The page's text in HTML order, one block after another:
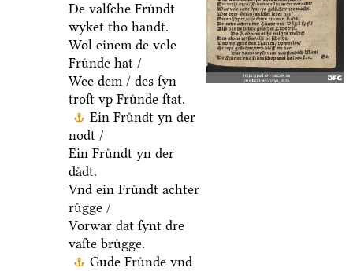
De valſche Fruͤndt
wyket tho handt.
Wol einem de vele
Fruͤnde hat /
Wee dem / des ſyn
troſt vp Fruͤnde ſtat.
Ein Fruͤndt yn der
nodt /
Ein Fruͤndt yn der
daͤdt.
Vnd ein Fruͤndt achter
ruͤgge /
Vorwar dat ſynt dre
vaſte bruͤgge.
Gude Fruͤnde vnd